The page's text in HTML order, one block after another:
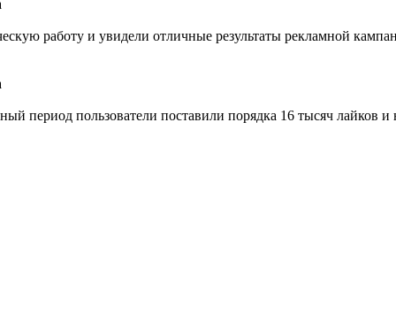
работу и увидели отличные результаты рекламной
период пользователи поставили порядка 16 тысяч лайков